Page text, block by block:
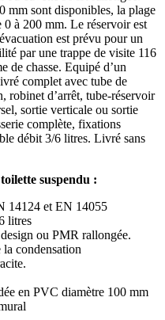
mm sont disponibles, la plage
0 à 200 mm. Le réservoir est
est prévu pour un
par une trappe de visite 116
de chasse. Equipé d’un
complet avec tube de
robinet d’arrêt, tube-réservoir
sortie verticale ou sortie
complète, fixations
débit 3/6 litres. Livré sans
suspendu :
14124 et EN 14055
litres
ou PMR rallongée.
la condensation
en PVC diamètre 100 mm